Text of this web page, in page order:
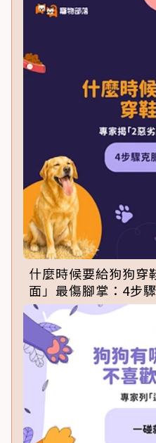
什麼時候要給狗狗穿
面」最傷腳掌：4步